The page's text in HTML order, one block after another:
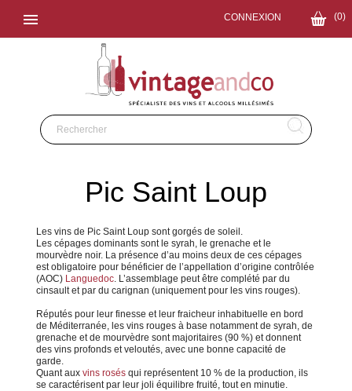
 (0)
CONNEXION
Pic Saint Loup
Les vins de Pic Saint Loup sont gorgés de soleil.
Les cépages dominants sont le syrah, le grenache et le
mourvèdre noir. La présence d’au moins deux de ces cépages
est obligatoire pour bénéficier de l’appellation d’origine contrôlée
(AOC) Languedoc. L’assemblage peut être complété par du
cinsault et par du carignan (uniquement pour les vins rouges).
Réputés pour leur finesse et leur fraicheur inhabituelle en bord
de Méditerranée, les vins rouges à base notamment de syrah, de
grenache et de mourvèdre sont majoritaires (90 %) et donnent
des vins profonds et veloutés, avec une bonne capacité de
garde.
Quant auxvins rosés qui représentent 10 % de la production, ils
se caractérisent par leur joli équilibre fruité, tout en minutie.